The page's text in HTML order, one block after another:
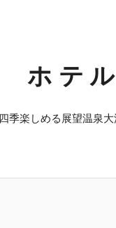
ホテ
四季楽しめる展望温泉